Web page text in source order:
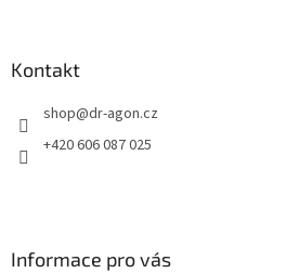
Kontakt
shop@dr-agon.cz
+420 606 087 025
Informace pro vás